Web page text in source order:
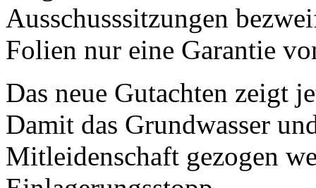
Ausschusssitzungen
Folien nur eine Garantie
Das neue Gutachten zeigt
Damit das Grundwasser
Mitleidenschaft gezogen